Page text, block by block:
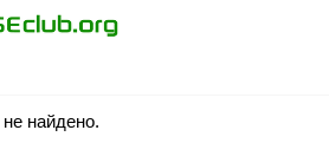
не найдено.